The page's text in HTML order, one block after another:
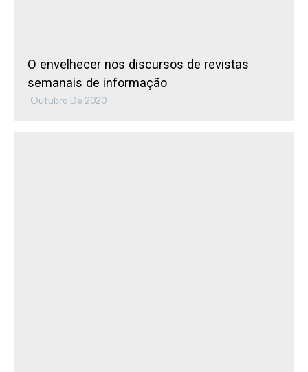
O envelhecer nos discursos de revistas
semanais de informação
Outubro De 2020